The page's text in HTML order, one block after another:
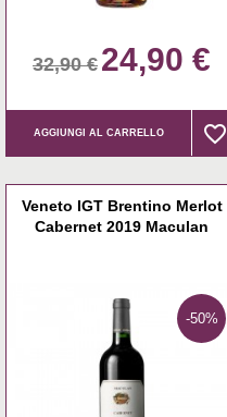
32,90 € 24,90 €
AGGIUNGI AL CARRELLO favorite_border
favorite_border
Veneto IGT Brentino Merlot
Cabernet 2019 Maculan
-50%